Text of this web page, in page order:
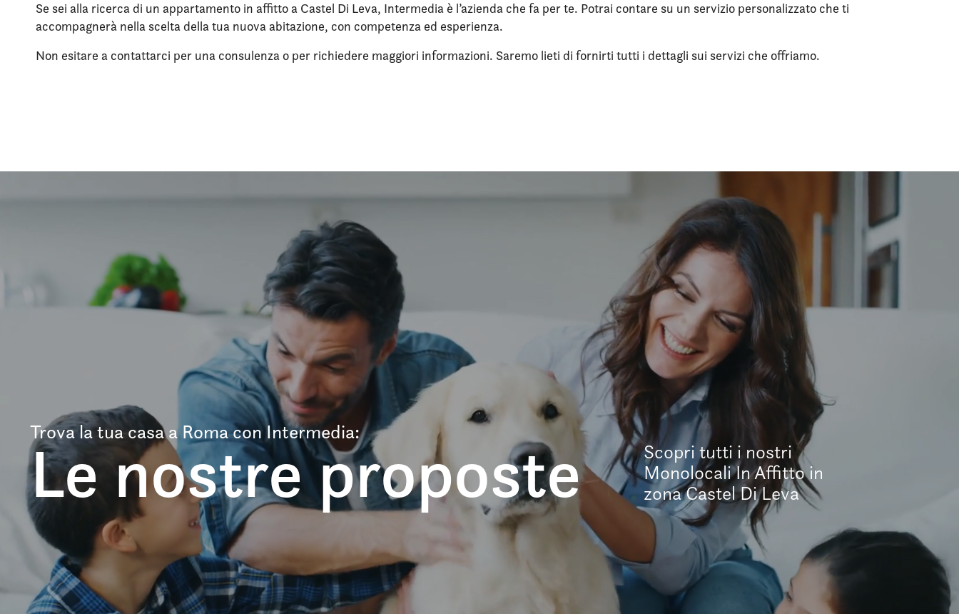
Se sei alla ricerca di un appartamento in affitto a Castel Di Leva, Intermedia è l’azienda che fa per te. Potrai contare su un servizio personalizzato che ti
accompagnerà nella scelta della tua nuova abitazione, con competenza ed esperienza.
Non esitare a contattarci per una consulenza o per richiedere maggiori informazioni. Saremo lieti di fornirti tutti i dettagli sui servizi che offriamo.
Trova la tua casa a Roma con Intermedia:
Le nostre proposte
Scopri tutti i nostri
Monolocali In Affitto in
zona Castel Di Leva